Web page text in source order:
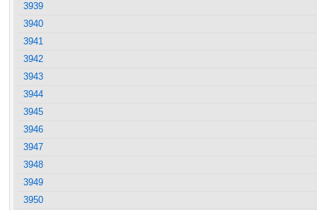
3939
3940
3941
3942
3943
3944
3945
3946
3947
3948
3949
3950